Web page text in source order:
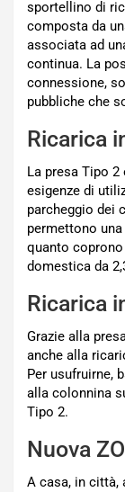
sportellino di
composta da
associata ad
continua. La
connessione,
pubbliche che
Ricarica
La presa Tipo
esigenze di
parcheggio dei
permettono
quanto
domestica da
Ricarica
Grazie alla
anche alla
Per usufruirne,
alla colonnina
Tipo 2.
Nuova
A casa, in città,